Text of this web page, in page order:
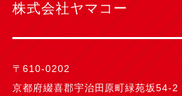
株式会社ヤマコー
〒610-0202
京都府綴喜郡宇治田原町緑苑坂54-2